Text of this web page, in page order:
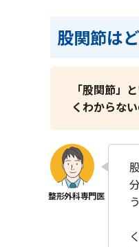
股関節は
「股関節」
くわからな